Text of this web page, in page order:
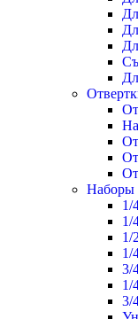
Наборы
1/
1/
1/
1/
3/
1/
3/